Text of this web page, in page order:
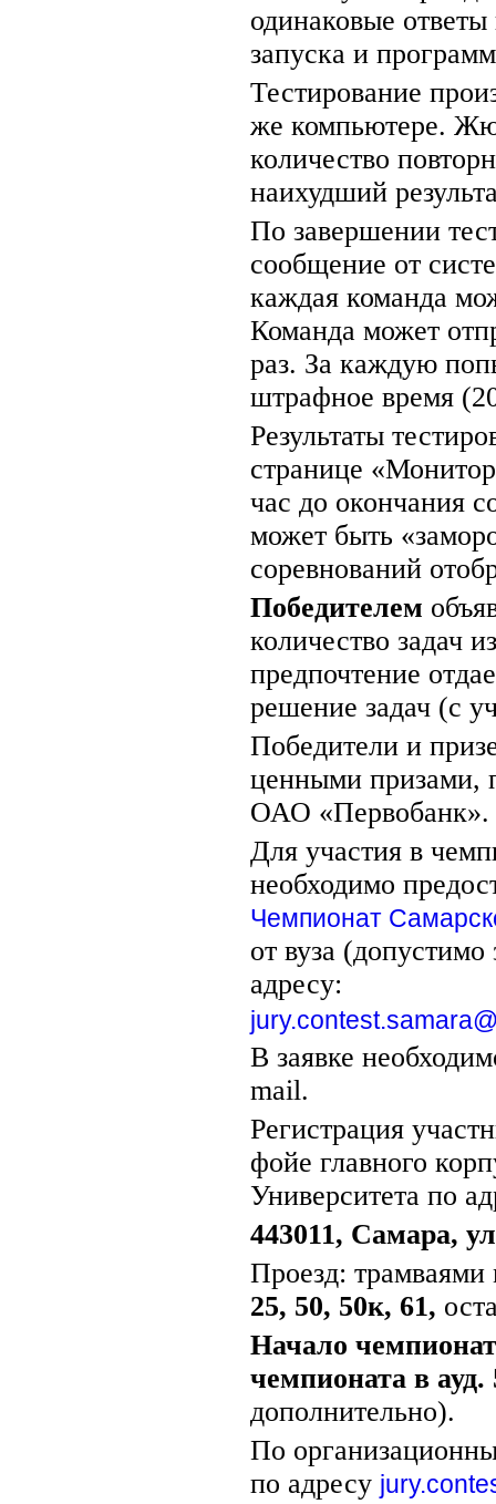
одинаковые
запуска и
Тестирование
же компьютере.
количество
наихудший
По завершении
сообщение от
каждая команда
Команда может
раз. За каждую
штрафное время
Результаты
странице
час до окончания
может быть
соревнований
Победителем
количество задач
предпочтение
решение задач (с
Победители и
ценными призами,
ОАО «Первобанк».
Для участия в
необходимо
Чемпионат
от вуза
адресу:
В заявке
mail.
Регистрация
фойе главного
Университета по
443011, Самара,
Проезд:
25, 50, 50к, 61,
Начало
чемпионата в
дополнительно).
По
по адресу